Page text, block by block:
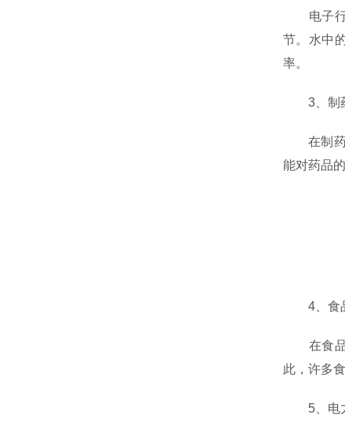
电子行
节。水中
率。
3、制
在制药工
能对药品
4、食品
在食品
此，许多
5、电